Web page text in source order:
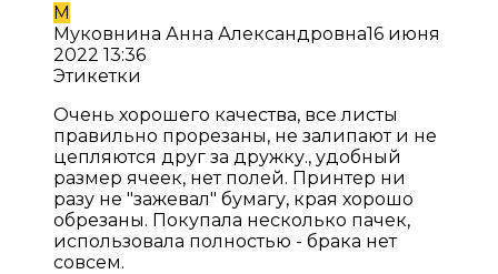
М
Муковнина Анна Александровна16 июня
2022 13:36
Этикетки
Очень хорошего качества, все листы
правильно прорезаны, не залипают и не
цепляются друг за дружку., удобный
размер ячеек, нет полей. Принтер ни
разу не "зажевал" бумагу, края хорошо
обрезаны. Покупала несколько пачек,
использовала полностью - брака нет
совсем.